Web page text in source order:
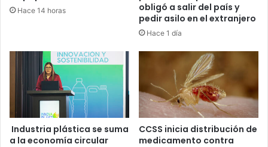
Hace 14 horas
obligó a salir del país y
pedir asilo en el extranjero
Hace 1 día
Industria plástica se suma
a la economía circular
CCSS inicia distribución de
medicamento contra